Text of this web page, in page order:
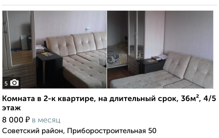
5
Комната в 2-к квартире, на длительный срок, 36м², 4/5
этаж
8 000 ₽ в месяц
Советский район, Приборостроительная 50